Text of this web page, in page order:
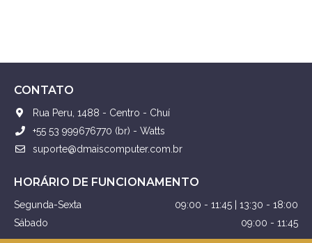
CONTATO
Rua Peru, 1488 - Centro - Chuí
+55 53 999676770 (br) - Watts
suporte@dmaiscomputer.com.br
HORÁRIO DE FUNCIONAMENTO
Segunda-Sexta
09:00 - 11:45 | 13:30 - 18:00
Sábado
09:00 - 11:45